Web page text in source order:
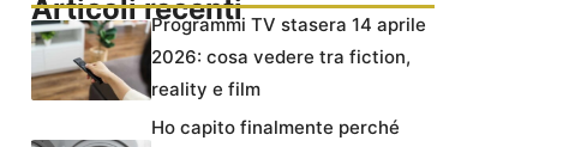
Articoli recentiProgrammi TV stasera 14 aprile
2026: cosa vedere tra fiction,
reality e film
Ho capito finalmente perché